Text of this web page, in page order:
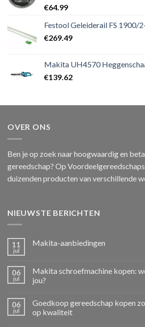
€64.99
Festool Geleiderail FS 1900/
€269.49
Makita UH4570
€139.62
OVER ONS
Ben je op zoek naar hoogwaardig en
gereedschap? Op
duizenden producten van verschillende
NIEUWSTE BERICHTEN
11
jul
Makita-aanbiedingen
06
jul
Makita schroefmachine kopen:
jou?
06
jul
Goedkoop gereedschap kopen
op kwaliteit